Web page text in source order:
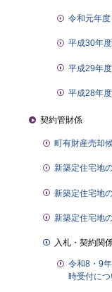
令和元年
平成30年
平成29年
平成28年
契約管財係
町有財産売却
新築定住宅地
新築定住宅地
新築定住宅地
入札・契約関
令和8・9
時受付につ